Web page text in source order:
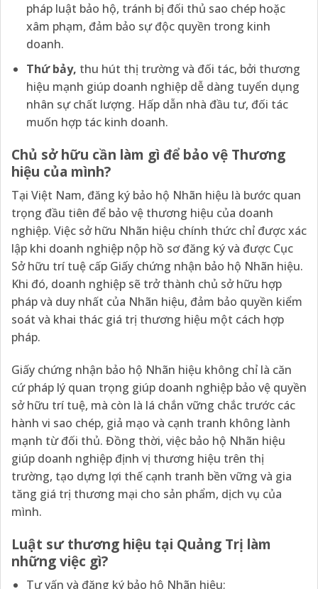
pháp luật bảo hộ, tránh bị đối thủ sao chép hoặc
xâm phạm, đảm bảo sự độc quyền trong kinh
doanh.
Thứbảy, thu hút thị trường và đối tác, bởi thương
hiệu mạnh giúp doanh nghiệp dễ dàng tuyển dụng
nhân sự chất lượng. Hấp dẫn nhà đầu tư, đối tác
muốn hợp tác kinh doanh.
Chủ sở hữu cần làm gì để bảo vệ Thương
hiệu của mình?
Tại Việt Nam, đăng ký bảo hộ Nhãn hiệu là bước quan
trọng đầu tiên để bảo vệ thương hiệu của doanh
nghiệp. Việc sở hữu Nhãn hiệu chính thức chỉ được xác
lập khi doanh nghiệp nộp hồ sơ đăng ký và được Cục
Sở hữu trí tuệ cấp Giấy chứng nhận bảo hộ Nhãn hiệu.
Khi đó, doanh nghiệp sẽ trở thành chủ sở hữu hợp
pháp và duy nhất của Nhãn hiệu, đảm bảo quyền kiểm
soát và khai thác giá trị thương hiệu một cách hợp
pháp.
Giấy chứng nhận bảo hộ Nhãn hiệu không chỉ là căn
cứ pháp lý quan trọng giúp doanh nghiệp bảo vệ quyền
sở hữu trí tuệ, mà còn là lá chắn vững chắc trước các
hành vi sao chép, giả mạo và cạnh tranh không lành
mạnh từ đối thủ. Đồng thời, việc bảo hộ Nhãn hiệu
giúp doanh nghiệp định vị thương hiệu trên thị
trường, tạo dựng lợi thế cạnh tranh bền vững và gia
tăng giá trị thương mại cho sản phẩm, dịch vụ của
mình.
Luật sư thương hiệu tại Quảng Trị làm
những việc gì?
Tư vấn và đăng ký bảo hộ Nhãn hiệu;